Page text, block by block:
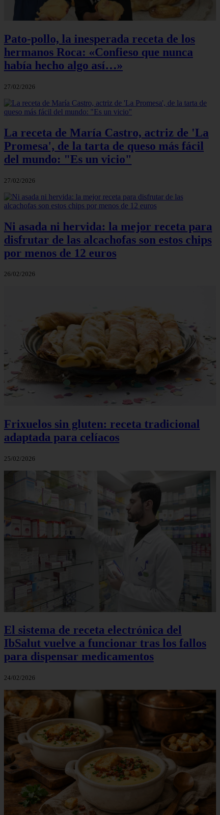
Pato-pollo, la inesperada receta de los
hermanos Roca: «Confieso que nunca
había hecho algo así…»
27/02/2026
La receta de María Castro, actriz de 'La
Promesa', de la tarta de queso más fácil
del mundo: "Es un vicio"
27/02/2026
Ni asada ni hervida: la mejor receta para
disfrutar de las alcachofas son estos chips
por menos de 12 euros
26/02/2026
Frixuelos sin gluten: receta tradicional
adaptada para celíacos
25/02/2026
El sistema de receta electrónica del
IbSalut vuelve a funcionar tras los fallos
para dispensar medicamentos
24/02/2026